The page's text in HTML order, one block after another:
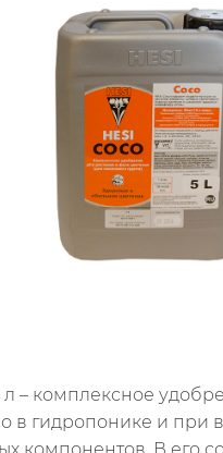
л – комплексное
в гидропонике и при